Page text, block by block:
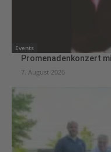
Events
Promenadenkonzert
7. August 2026